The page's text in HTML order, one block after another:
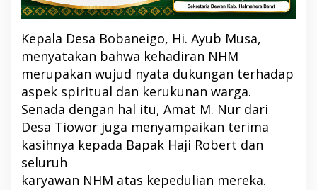
Kepala Desa Bobaneigo, Hi. Ayub Musa,
menyatakan bahwa kehadiran NHM
merupakan wujud nyata dukungan terhadap
aspek spiritual dan kerukunan warga.
Senada dengan hal itu, Amat M. Nur dari
Desa Tiowor juga menyampaikan terima
kasihnya kepada Bapak Haji Robert dan
seluruh
karyawan NHM atas kepedulian mereka.